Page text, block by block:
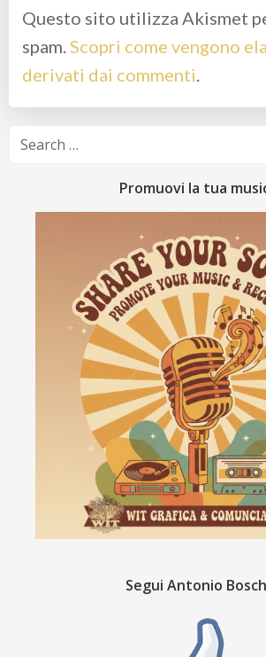
Questo sito utilizza Akismet
spam. Scopri come vengono
derivati dai commenti
Search
Promuovi la tua
Segui Antonio